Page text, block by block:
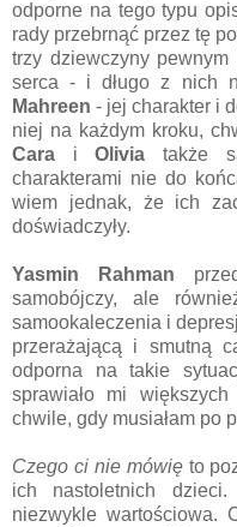
odporne na tego typu
rady przebrnąć przez tę
trzy dziewczyny
serca - i długo z nich
Mahreen - jej charakter i
niej na każdym kroku,
Cara iOlivia także
charakterami nie do
wiem jednak, że ich
doświadczyły.
Yasmin Rahman
samobójczy, ale
samookaleczenia i
przerażającą i smutną
odporna na takie
sprawiało mi
chwile, gdy musiałam po
Czego ci nie mówięto
ich nastoletnich
niezwykle wartościowa.